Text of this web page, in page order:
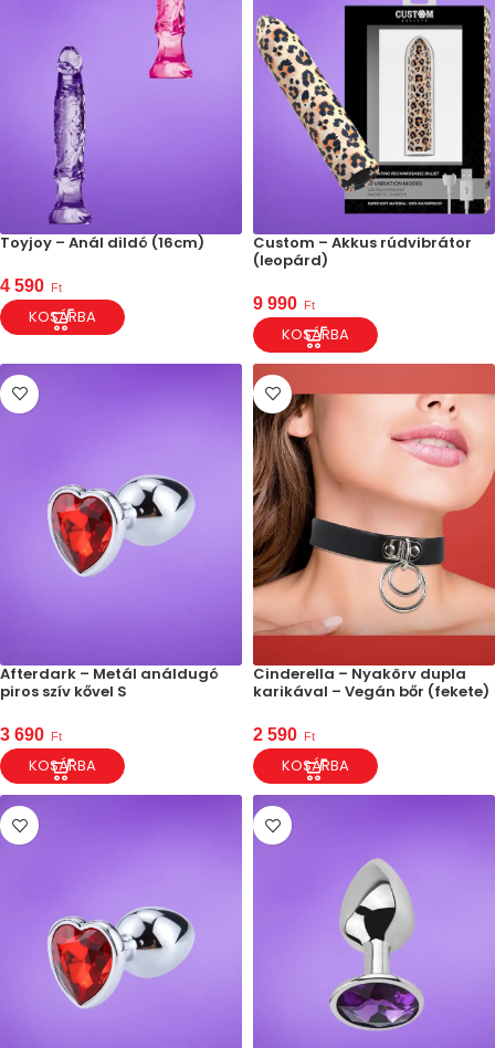
Toyjoy – Anál dildó (16cm)
4 590 Ft
KOSÁRBA
Custom – Akkus rúdvibrátor
(leopárd)
9 990 Ft
KOSÁRBA
Afterdark – Metál análdugó
piros szív kővel S
3 690 Ft
KOSÁRBA
Cinderella – Nyakörv dupla
karikával – Vegán bőr (fekete)
2 590 Ft
KOSÁRBA